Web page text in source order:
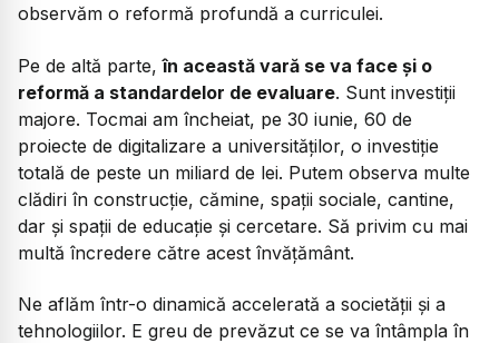
observăm o reformă profundă a curriculei.
Pe de altă parte,în această vară se va face și o
reformă a standardelor de evaluare. Sunt investiții
majore. Tocmai am încheiat, pe 30 iunie, 60 de
proiecte de digitalizare a universităților, o investiție
totală de peste un miliard de lei. Putem observa multe
clădiri în construcție, cămine, spații sociale, cantine,
dar și spații de educație și cercetare. Să privim cu mai
multă încredere către acest învățământ.
Ne aflăm într-o dinamică accelerată a societății și a
tehnologiilor. E greu de prevăzut ce se va întâmpla în